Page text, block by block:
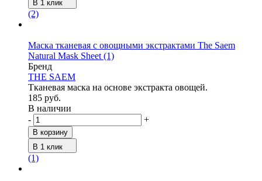
В 1 клик
(2)
Маска тканевая с овощными экстрактами The Saem
Natural Mask Sheet (1)
Бренд
THE SAEM
Тканевая маска на основе экстракта овощей.
185 руб.
В наличии
-
+
В корзину
В 1 клик
(1)